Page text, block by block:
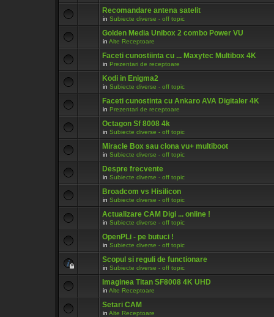
Recomandare antena satelit
in Subiecte diverse - off topic
Golden Media Unibox 2 combo Power VU
in Alte Receptoare
Faceti cunostiinta cu ... Maxytec Multibox 4K
in Prezentari de receptoare
Kodi in Enigma2
in Subiecte diverse - off topic
Faceti cunostinta cu Ankaro AVA Digitaler 4K
in Prezentari de receptoare
Octagon Sf 8008 4k
in Subiecte diverse - off topic
Miracle Box sau clona vu+ multiboot
in Subiecte diverse - off topic
Despre frecvente
in Subiecte diverse - off topic
Broadcom vs Hisilicon
in Subiecte diverse - off topic
Actualizare CAM Digi ... online !
in Subiecte diverse - off topic
OpenPLi - pe butuci !
in Subiecte diverse - off topic
Scopul si reguli de functionare
in Subiecte diverse - off topic
Imaginea Titan SF8008 4K UHD
in Alte Receptoare
Setari CAM
in Alte Receptoare